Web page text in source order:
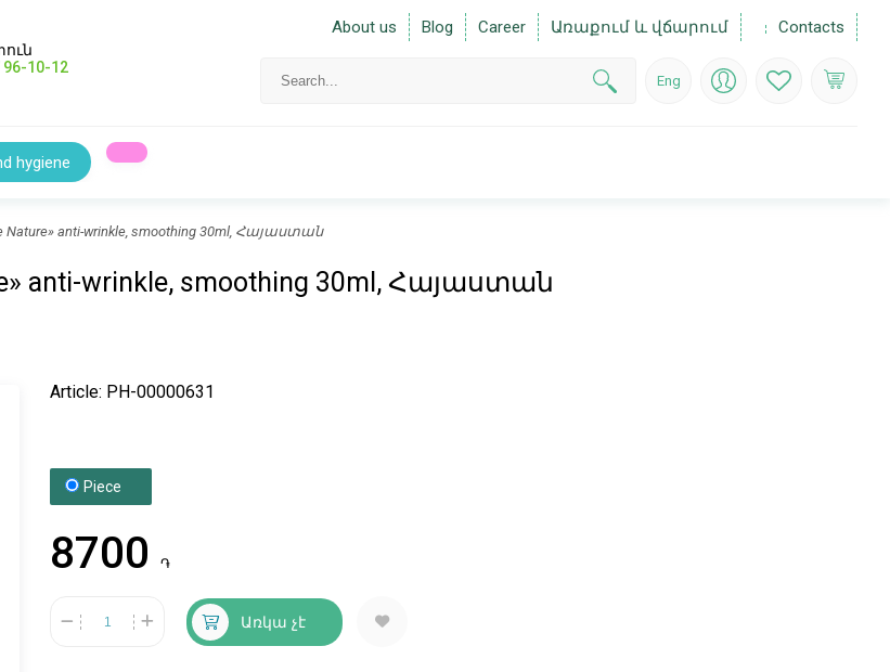
96-10-12
About us Blog Career Առաքում և վճարում Contacts
Eng
hygiene
Nature» anti-wrinkle, smoothing 30ml, Հայաստան
anti-wrinkle, smoothing 30ml, Հայաստան
Article: PH-00000631
Piece
8700֏
Առկա չէ